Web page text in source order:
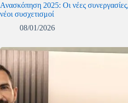
Ανασκόπηση 2025: Οι νέες
νέοι συσχετισμοί
08/01/2026